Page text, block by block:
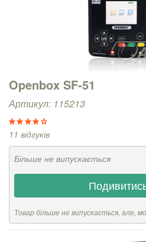
Openbox SF-51
Артикул: 115213
11 відгуків
Більше не випускається
Товар більше не випускається, але,